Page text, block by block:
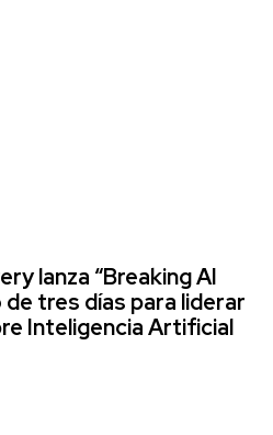
lanza “Breaking AI
tres días para liderar
Inteligencia Artificial